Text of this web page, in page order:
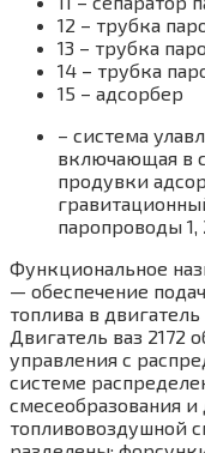
12 – трубка
13 – трубка
14 – трубка
15 – адсорбер
– система
включающая в
продувки
паропроводы 1,
Функциональное
— обеспечение
топлива в
Двигатель ваз 2172
управления с
системе
смесеобразования
топливовоздушной